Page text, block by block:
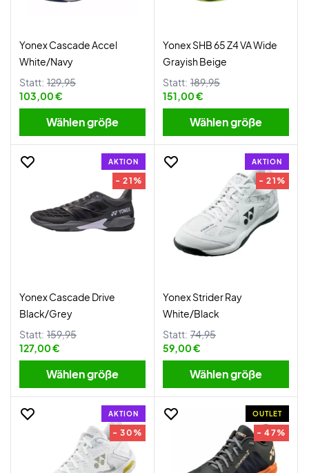
Yonex Cascade Accel
White/Navy
Statt: 129,95
103,00 €
Wählen größe
Yonex SHB 65 Z4 VA Wide
Grayish Beige
Statt: 189,95
151,00 €
Wählen größe
AKTION
- 21%
Yonex Cascade Drive
Black/Grey
Statt: 159,95
127,00 €
Wählen größe
AKTION
- 21%
Yonex Strider Ray
White/Black
Statt: 74,95
59,00 €
Wählen größe
AKTION
- 30%
OUTLET
- 47%